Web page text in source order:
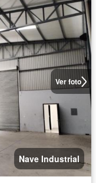
Ver foto
Nave Industrial